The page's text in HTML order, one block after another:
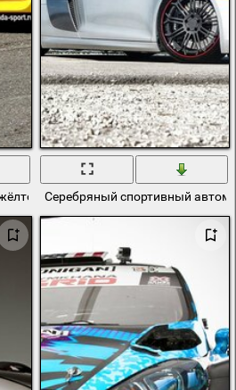
цвета
Серебряный спортивный